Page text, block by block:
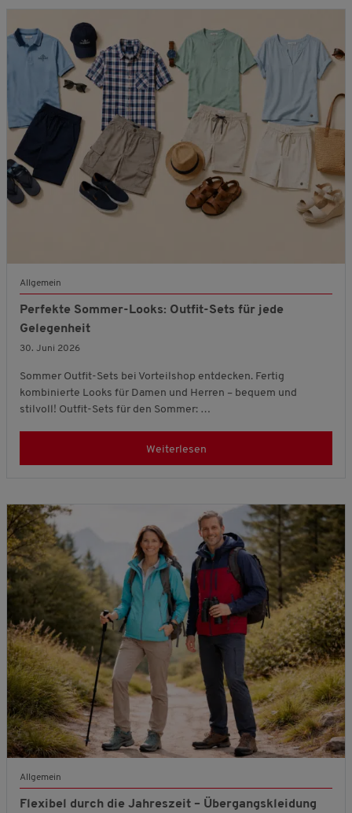
Allgemein
Perfekte Sommer-Looks: Outfit-Sets für jede
Gelegenheit
30. Juni 2026
Sommer Outfit-Sets bei Vorteilshop entdecken. Fertig
kombinierte Looks für Damen und Herren – bequem und
stilvoll! Outfit-Sets für den Sommer: …
Weiterlesen
Allgemein
Flexibel durch die Jahreszeit – Übergangskleidung